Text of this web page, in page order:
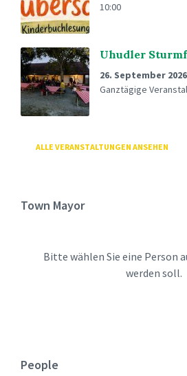
10:00
Uhudler
26. September 2026
Ganztägige
ALLE VERANSTALTUNGEN ANSEHEN
Town Mayor
Bitte wählen Sie eine Person
werden soll.
People